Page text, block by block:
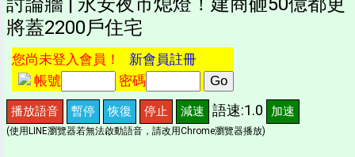
將蓋2200戶住宅
您尚未登入會員！ 新會員註冊
帳號
密碼
播放語音 暫停 恢復 停止 減速 語速:1.0 加速
(使用LINE瀏覽器若無法啟動語音，請改用Chrome瀏覽器播放)